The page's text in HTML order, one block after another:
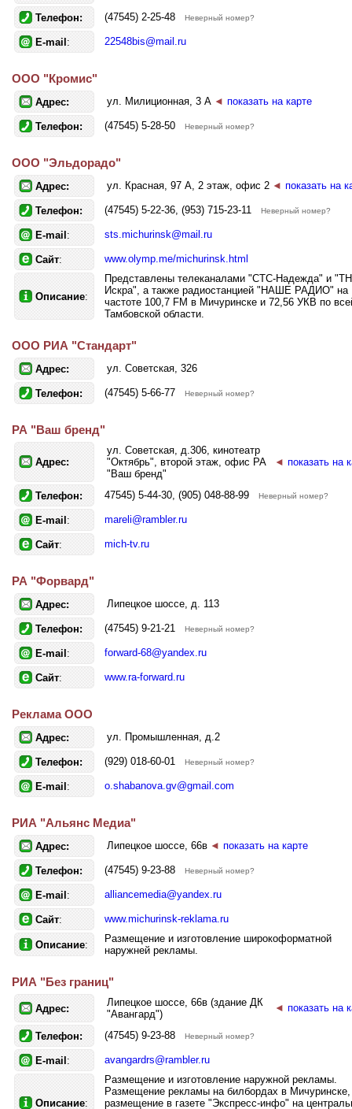
Телефон: (47545) 2-25-48 Неверный номер?
E-mail : 22548bis@mail.ru
ООО "Кромис"
Адрес: ул. Милиционная, 3 А ◄ показать на карте
Телефон: (47545) 5-28-50 Неверный номер?
ООО "Эльдорадо"
Адрес: ул. Красная, 97 А, 2 этаж, офис 2 ◄ показать на
Телефон: (47545) 5-22-36, (953) 715-23-11 Неверный номер?
E-mail : sts.michurinsk@mail.ru
Сайт: www.olymp.me/michurinsk.html
Описание:
Представлены телеканалами "СТС-Надежда" и
Искра", а также радиостанцией "НАШЕ РАДИО" на
частоте 100,7 FM в Мичуринске и 72,56 УКВ по
Тамбовской области.
ООО РИА "Стандарт"
Адрес: ул. Советская, 326
Телефон: (47545) 5-66-77 Неверный номер?
РА "Ваш бренд"
Адрес:
ул. Советская, д.306, кинотеатр
"Октябрь", второй этаж, офис РА
"Ваш бренд"
◄ показать на
Телефон: 47545) 5-44-30, (905) 048-88-99 Неверный номер?
E-mail : mareli@rambler.ru
Сайт: mich-tv.ru
РА "Форвард"
Адрес: Липецкое шоссе, д. 113
Телефон: (47545) 9-21-21 Неверный номер?
E-mail : forward-68@yandex.ru
Сайт: www.ra-forward.ru
Реклама ООО
Адрес: ул. Промышленная, д.2
Телефон: (929) 018-60-01 Неверный номер?
E-mail : o.shabanova.gv@gmail.com
РИА "Альянс Медиа"
Адрес: Липецкое шоссе, 66в ◄ показать на карте
Телефон: (47545) 9-23-88 Неверный номер?
E-mail : alliancemedia@yandex.ru
Сайт: www.michurinsk-reklama.ru
Описание:
Размещение и изготовление широкоформатной
наружней рекламы.
РИА "Без границ"
Адрес:
Липецкое шоссе, 66в (здание ДК
"Авангард")
◄ показать на
Телефон: (47545) 9-23-88 Неверный номер?
E-mail : avangardrs@rambler.ru
Описание:
Размещение и изготовление наружной рекламы.
Размещение рекламы на билбордах в Мичуринске,
размещение в газете "Экспресс-инфо" на